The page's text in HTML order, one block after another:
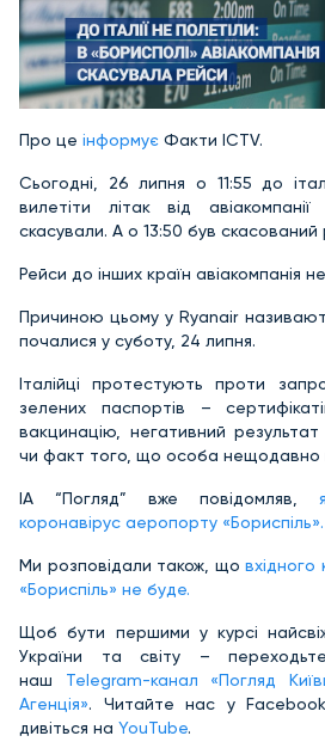
Про це інформує Факти ICTV.
Сьогодні, 26 липня о 11:55 до
вилетіти літак від
скасували. А о 13:50 був скасований
Рейси до інших країн авіакомпанія
Причиною цьому у Ryanair
почалися у суботу, 24 липня.
Італійці протестують проти
зелених паспортів –
вакцинацію, негативний
чи факт того, що особа нещодавно
ІА “Погляд” вже повідомляв,
коронавірус аеропорту «Бориспіль».
Ми розповідали також, що
«Бориспіль» не буде.
Щоб бути першими у курсі
України та світу –
наш Telegram-канал «Погляд
Агенція». Читайте нас у
дивіться на YouTube.